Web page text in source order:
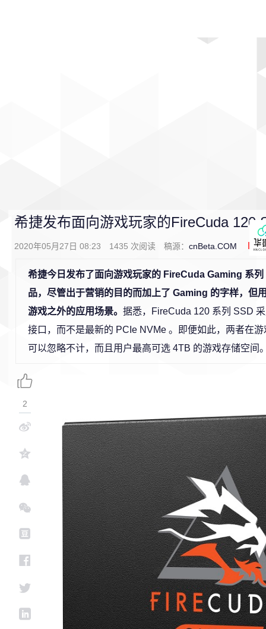
希捷发布面向游戏玩家的FireCuda 120
2020年05月27日 08:23 1435 次阅读 稿源： cnBeta.COM 0
希捷今日发布了面向游戏玩家的 FireCuda Gaming 系列
品，尽管出于营销的目的而加上了 Gaming 的字样，但
游戏之外的应用场景。 据悉，FireCuda 120 系列 SSD
接口，而不是最新的 PCIe NVMe 。即便如此，两者在
可以忽略不计，而且用户最高可选 4TB 的游戏存储空间
2